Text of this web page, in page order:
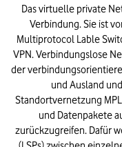
Das virtuelle private
Verbindung. Sie ist
Multiprotocol Lable
VPN. Verbindungslose
der
und Ausland
Standortvernetzung
und Datenpakete
zurückzugreifen. Dafür